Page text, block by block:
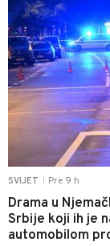
SVIJET Pre 9 h
Drama u
Srbije koji ih je
automobilom